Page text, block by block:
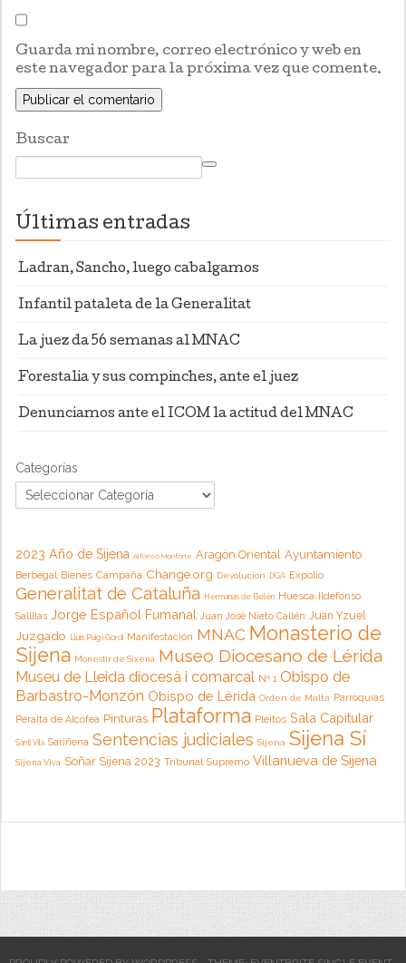
Guarda mi nombre, correo electrónico y web en
este navegador para la próxima vez que comente.
Buscar
Últimas entradas
Ladran, Sancho, luego cabalgamos
Infantil pataleta de la Generalitat
La juez da 56 semanas al MNAC
Forestalia y sus compinches, ante el juez
Denunciamos ante el ICOM la actitud del MNAC
Categorías
2023 Año de Sijena Alfonso Monforte Aragón Oriental Ayuntamiento
Berbegal Bienes Campaña Change.org Devolución DGA Expolio
Generalitat de Cataluña Hermanas de Belén Huesca Ildefonso
Sallllas Jorge Español Fumanal Juan José Nieto Callén Juan Yzuel
Juzgado Lluis Puig i Gordi Manifestación MNAC Monasterio de
Sijena Monestir de Sixena Museo Diocesano de Lérida
Museu de Lleida diocesà i comarcal Nº 1 Obispo de
Barbastro-Monzón Obispo de Lérida Orden de Malta Parroquias
Peralta de Alcofea Pinturas Plataforma Pleitos Sala Capitular
Santi Vila Sariñena Sentencias judiciales Sijena Sijena Sí
Sijena Viva Soñar Sijena 2023 Tribunal Supremo Villanueva de Sijena